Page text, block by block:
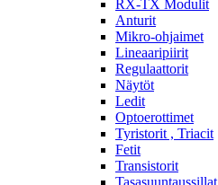
RX-TX Modulit
Anturit
Mikro-ohjaimet
Lineaaripiirit
Regulaattorit
Näytöt
Ledit
Optoerottimet
Tyristorit , Triacit
Fetit
Transistorit
Tasasuuntaussillat